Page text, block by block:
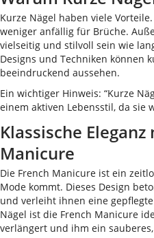
Kurze Nägel haben viele
weniger anfällig für Brüche.
vielseitig und stilvoll sein wie
Designs und Techniken können
beeindruckend aussehen.
Ein wichtiger Hinweis: “Kurze
einem aktiven Lebensstil, da sie
Klassische
Manicure
Die French Manicure ist ein
Mode kommt. Dieses Design
und verleiht ihnen eine
Nägel ist die French Manicure
verlängert und ihm ein